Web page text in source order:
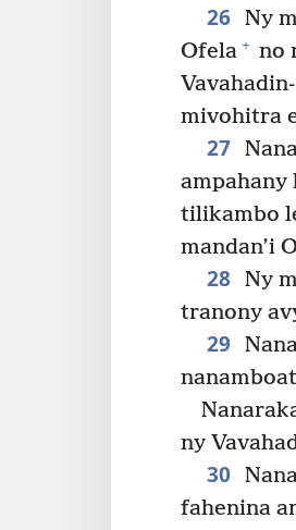
26 Ny
Ofela + no
mivohitra
27
ampahany
tilikambo
mandan’i
28 Ny
tranony
29
ny
30
fahenina